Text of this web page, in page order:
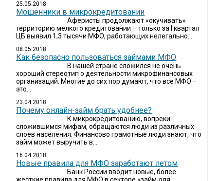
25.05.2018
Мошенники в микрокредитовании
Аферисты продолжают «окучивать»
территорию мелкого кредитовании – только за I квартал
ЦБ выявил 1,3 тысячи МФО, работающих нелегально...
08.05.2018
Как безопасно пользоваться займами МФО
В нашей стране сложился не очень
хороший стереотип о деятельности микрофинансовых
организаций. Многие до сих пор думают, что все МФО –
это...
23.04.2018
Почему онлайн-займ брать удобнее?
К микрокредитованию, вопреки
сложившимся мифам, обращаются люди из различных
слоев населения. Финансово грамотные люди знают, что
займ может выручить в...
16.04.2018
Новые правила для МФО заработают летом
Банк России вводит новые, более